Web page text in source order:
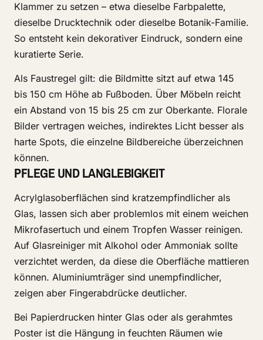
Klammer zu setzen – etwa dieselbe Farbpalette,
dieselbe Drucktechnik oder dieselbe Botanik-Familie.
So entsteht kein dekorativer Eindruck, sondern eine
kuratierte Serie.
Als Faustregel gilt: die Bildmitte sitzt auf etwa 145
bis 150 cm Höhe ab Fußboden. Über Möbeln reicht
ein Abstand von 15 bis 25 cm zur Oberkante. Florale
Bilder vertragen weiches, indirektes Licht besser als
harte Spots, die einzelne Bildbereiche überzeichnen
können.
PFLEGE UND LANGLEBIGKEIT
Acrylglasoberflächen sind kratzempfindlicher als
Glas, lassen sich aber problemlos mit einem weichen
Mikrofasertuch und einem Tropfen Wasser reinigen.
Auf Glasreiniger mit Alkohol oder Ammoniak sollte
verzichtet werden, da diese die Oberfläche mattieren
können. Aluminiumträger sind unempfindlicher,
zeigen aber Fingerabdrücke deutlicher.
Bei Papierdrucken hinter Glas oder als gerahmtes
Poster ist die Hängung in feuchten Räumen wie